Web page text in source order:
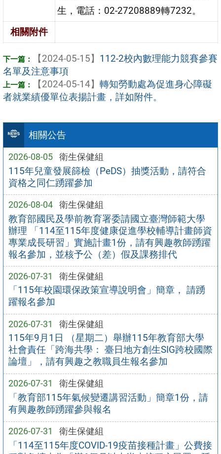
相關公告
2026-08-05 衛生保健組
115年兒童發展篩檢（PeDS）抽獎活動，請符合
資格之同仁踴躍參加
2026-08-04 衛生保健組
教育部國民及學前教育署委請國立臺灣師範大學
辦理 「114至115年度健康促進學校輔導計畫師資
專業成長研習」實施計畫1份，請有興趣教師踴躍
報名參加，並核予公（差）假及課務排代
2026-07-31 衛生保健組
「115年校園環保政策宣導說明會」簡章， 請踴
躍報名參加
2026-07-31 衛生保健組
115年9月1日 （星期二）舉辦115年教育部大學
社會責任「跨海共學： 臺日地方創生SIG跨校國際
論壇」，請有興趣之教職員生報名參加
2026-07-31 衛生保健組
「教育部115年氣候變遷講習活動」簡章1份，請
有興趣教師踴躍參與報名
2026-07-31 衛生保健組
「114至115年度COVID-19疫苗接種計畫」公費接
生，電話：02-27208889轉7232。
相關附件
【2024-05-15】 112-2校內數理能力競賽參賽
名單及注意事項
【2024-05-14】 轉知勞動處為促進身心障礙
者就業績優單位表揚計畫，詳如附件。